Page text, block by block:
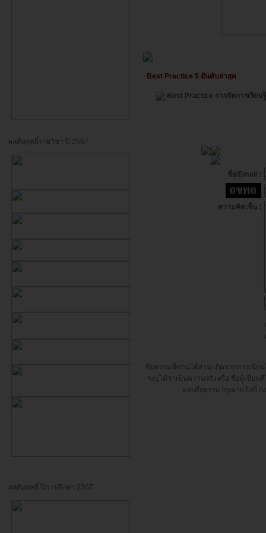
ผลสัมฤทธิ์รายวิชา ปี 2567
ผลสัมฤทธิ์ ปีการศึกษา 2567
Best Practice 5 อันดับล่าสุด
Best Practice การจัดการเรีย
ชื่อ/Email :
ความคิดเห็น :
ข้อความที่ท่านได้อ่าน เกิดจากการเขีย
ระบุได้ว่าเป็นความจริงหรือ ชื่อผู้เขีย
และศีลธรรม กรุณาแจ้งที่